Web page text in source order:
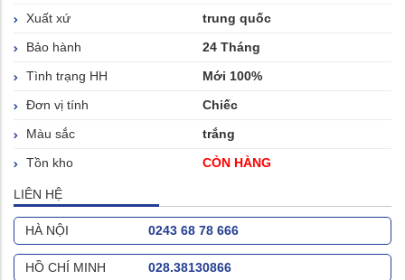
Xuất xứ
trung quốc
Bảo hành
24 Tháng
Tình trạng HH
Mới 100%
Đơn vị tính
Chiếc
Màu sắc
trắng
Tồn kho
CÒN HÀNG
LIÊN HỆ
HÀ NỘI 0243 68 78 666
HỒ CHÍ MINH 028.38130866